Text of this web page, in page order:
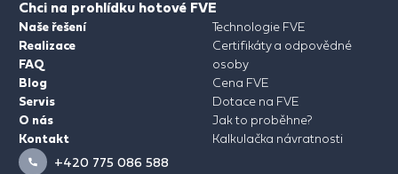
Naše řešení
Realizace
FAQ
Blog
Servis
O nás
Kontakt
Technologie FVE
Certifikáty a odpovědné
osoby
Cena FVE
Dotace na FVE
Jak to proběhne?
Kalkulačka návratnosti
Chci na prohlídku hotové FVE
+420 775 086 588